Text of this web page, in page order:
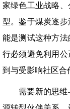
家绿色工业战略
型。鉴于煤炭逐
能是测试这种方
行必须避免利用
到与受影响社区合
需要新的思